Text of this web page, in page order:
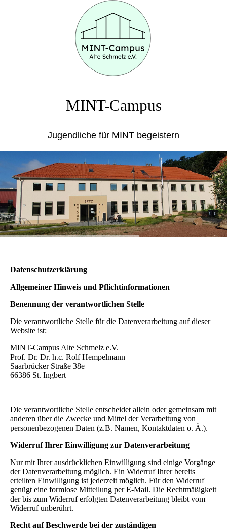
MINT-Campus
Jugendliche für MINT begeistern
Datenschutzerklärung
Allgemeiner Hinweis und Pflichtinformationen
Benennung der verantwortlichen Stelle
Die verantwortliche Stelle für die Datenverarbeitung auf dieser
Website ist:
MINT-Campus Alte Schmelz e.V.
Prof. Dr. Dr. h.c. Rolf Hempelmann
Saarbrücker Straße 38e
66386 St. Ingbert
Die verantwortliche Stelle entscheidet allein oder gemeinsam mit
anderen über die Zwecke und Mittel der Verarbeitung von
personenbezogenen Daten (z.B. Namen, Kontaktdaten o. Ä.).
Widerruf Ihrer Einwilligung zur Datenverarbeitung
Nur mit Ihrer ausdrücklichen Einwilligung sind einige Vorgänge
der Datenverarbeitung möglich. Ein Widerruf Ihrer bereits
erteilten Einwilligung ist jederzeit möglich. Für den Widerruf
genügt eine formlose Mitteilung per E-Mail. Die Rechtmäßigkeit
der bis zum Widerruf erfolgten Datenverarbeitung bleibt vom
Widerruf unberührt.
Recht auf Beschwerde bei der zuständigen